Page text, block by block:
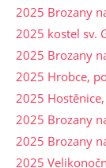
2025 Brozany
2025 kostel sv.
2025 Brozany
2025 Hrobce,
2025
2025 Brozany
2025 Brozany
2025